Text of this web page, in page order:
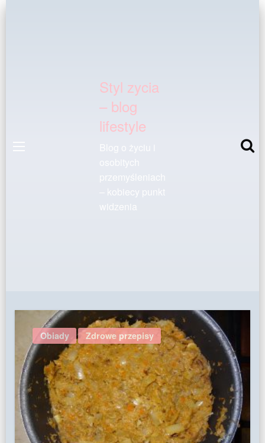
Styl zycia
– blog
lifestyle
przemyśleniach
– kobiecy punkt
widzenia
Obiady Zdrowe przepisy